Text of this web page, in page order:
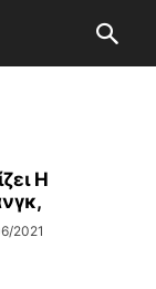
H
2021